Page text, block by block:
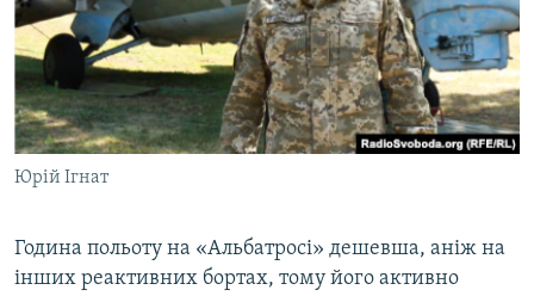
Юрій Ігнат
Година польоту на «Альбатросі» дешевша, аніж на
інших реактивних бортах, тому його активно